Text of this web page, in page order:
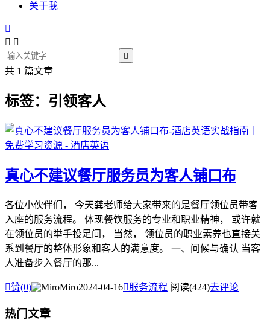
关于我

 

共 1 篇文章
标签：引领客人
真心不建议餐厅服务员为客人铺口布
各位小伙伴们， 今天龚老师给大家带来的是餐厅领位员带客
入座的服务流程。 体现餐饮服务的专业和职业精神， 或许就
在领位员的举手投足间， 当然， 领位员的职业素养也直接关
系到餐厅的整体形象和客人的满意度。 一、问候与确认 当客
人准备步入餐厅的那...
赞(0) Miro2024-04-16服务流程 阅读(424)去评论
热门文章